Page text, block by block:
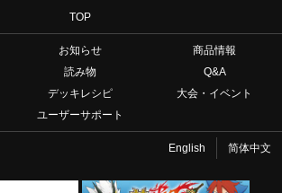
TOP
お知らせ
商品情報
読み物
Q&A
デッキレシピ
大会・イベント
ユーザーサポート
English 简体中文